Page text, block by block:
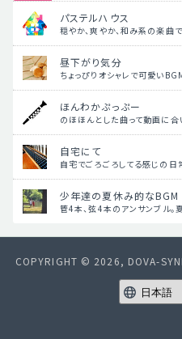
パステルハウス
穏やか、爽やか、和み系の楽曲
昼下がり気分
ちょっぴりオシャレで可愛い
ほんわかぷっぷー
のほほんとした曲って動画に
自宅にて
自宅でごろごろしてる感じの
少年達の夏休み的なBGM
管4本、弦4本のアンサンブル
COPYRIGHT © 2026, DOVA-